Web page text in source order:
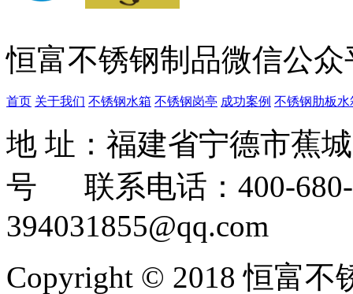
恒富不锈钢制品微信公众
首页 关于我们 不锈钢水箱 不锈钢岗亭 成功案例 不锈钢肋板水
地 址：福建省宁德市蕉
号 联系电话：400-
394031855@qq.com
Copyright © 2018 恒富不